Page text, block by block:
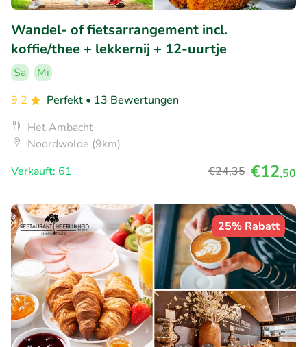
Wandel- of fietsarrangement incl.
koffie/thee + lekkernij + 12-uurtje
Sa
Mi
9.2
Perfekt • 13 Bewertungen
Het Ambacht
Noordwolde (9km)
Verkauft: 61
€24,35 €12,50
25% Rabatt